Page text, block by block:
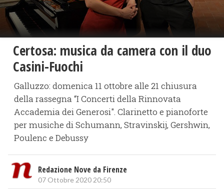
Certosa: musica da camera con il duo
Casini-Fuochi
Galluzzo: domenica 11 ottobre alle 21 chiusura
della rassegna “I Concerti della Rinnovata
Accademia dei Generosi". Clarinetto e pianoforte
per musiche di Schumann, Stravinskij, Gershwin,
Poulenc e Debussy
Redazione Nove da Firenze
07 Ottobre 2020 20:50